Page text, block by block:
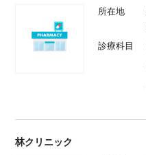
所在地
診療科目
林クリニック